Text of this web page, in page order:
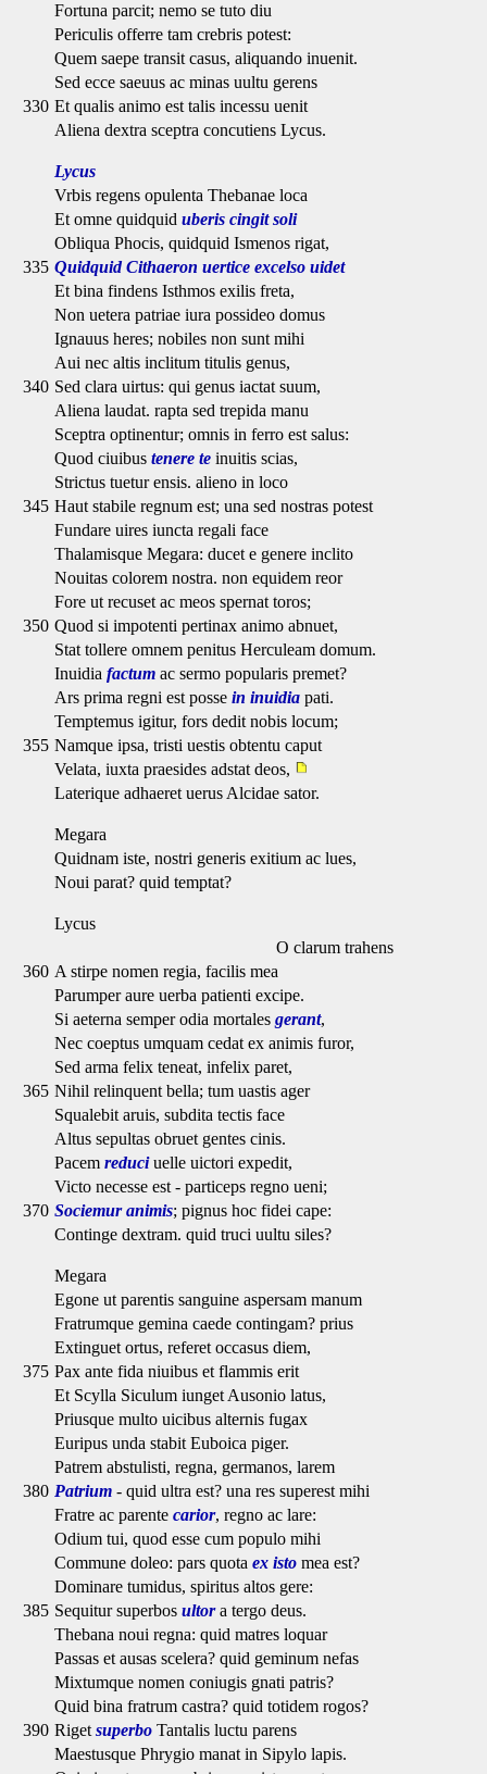
Fortuna parcit; nemo se tuto diu
Periculis offerre tam crebris potest:
Quem saepe transit casus, aliquando inuenit.
Sed ecce saeuus ac minas uultu gerens
330 Et qualis animo est talis incessu uenit
Aliena dextra sceptra concutiens Lycus.
Lycus
Vrbis regens opulenta Thebanae loca
Et omne quidquid uberis cingit soli
Obliqua Phocis, quidquid Ismenos rigat,
335 Quidquid Cithaeron uertice excelso uidet
Et bina findens Isthmos exilis freta,
Non uetera patriae iura possideo domus
Ignauus heres; nobiles non sunt mihi
Aui nec altis inclitum titulis genus,
340 Sed clara uirtus: qui genus iactat suum,
Aliena laudat. rapta sed trepida manu
Sceptra optinentur; omnis in ferro est salus:
Quod ciuibus tenere te inuitis scias,
Strictus tuetur ensis. alieno in loco
345 Haut stabile regnum est; una sed nostras potest
Fundare uires iuncta regali face
Thalamisque Megara: ducet e genere inclito
Nouitas colorem nostra. non equidem reor
Fore ut recuset ac meos spernat toros;
350 Quod si impotenti pertinax animo abnuet,
Stat tollere omnem penitus Herculeam domum.
Inuidia factum ac sermo popularis premet?
Ars prima regni est posse in inuidia pati.
Temptemus igitur, fors dedit nobis locum;
355 Namque ipsa, tristi uestis obtentu caput
Velata, iuxta praesides adstat deos,
Laterique adhaeret uerus Alcidae sator.
Megara
Quidnam iste, nostri generis exitium ac lues,
Noui parat? quid temptat?
Lycus
O clarum trahens
360 A stirpe nomen regia, facilis mea
Parumper aure uerba patienti excipe.
Si aeterna semper odia mortales gerant,
Nec coeptus umquam cedat ex animis furor,
Sed arma felix teneat, infelix paret,
365 Nihil relinquent bella; tum uastis ager
Squalebit aruis, subdita tectis face
Altus sepultas obruet gentes cinis.
Pacem reduciuelle uictori expedit,
Victo necesse est - particeps regno ueni;
370 Sociemur animis; pignus hoc fidei cape:
Continge dextram. quid truci uultu siles?
Megara
Egone ut parentis sanguine aspersam manum
Fratrumque gemina caede contingam? prius
Extinguet ortus, referet occasus diem,
375 Pax ante fida niuibus et flammis erit
Et Scylla Siculum iunget Ausonio latus,
Priusque multo uicibus alternis fugax
Euripus unda stabit Euboica piger.
Patrem abstulisti, regna, germanos, larem
380 Patrium - quid ultra est? una res superest mihi
Fratre ac parente carior, regno ac lare:
Odium tui, quod esse cum populo mihi
Commune doleo: pars quota ex isto mea est?
Dominare tumidus, spiritus altos gere:
385 Sequitur superbos ultora tergo deus.
Thebana noui regna: quid matres loquar
Passas et ausas scelera? quid geminum nefas
Mixtumque nomen coniugis gnati patris?
Quid bina fratrum castra? quid totidem rogos?
390 Riget superbo Tantalis luctu parens
Maestusque Phrygio manat in Sipylo lapis.